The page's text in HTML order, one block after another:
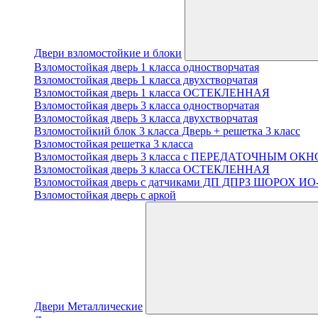
Двери взломостойкие и блоки
Взломостойкая дверь 1 класса одностворчатая
Взломостойкая дверь 1 класса двухстворчатая
Взломостойкая дверь 1 класса ОСТЕКЛЕННАЯ
Взломостойкая дверь 3 класса одностворчатая
Взломостойкая дверь 3 класса двухстворчатая
Взломостойкий блок 3 класса Дверь + решетка 3 класс
Взломостойкая решетка 3 класса
Взломостойкая дверь 3 класса с ПЕРЕДАТОЧНЫМ
Взломостойкая дверь 3 класса ОСТЕКЛЕННАЯ
Взломостойкая дверь с датчиками ДП ДПРЗ ШОРОХ
Взломостойкая дверь с аркой
Двери Металлические